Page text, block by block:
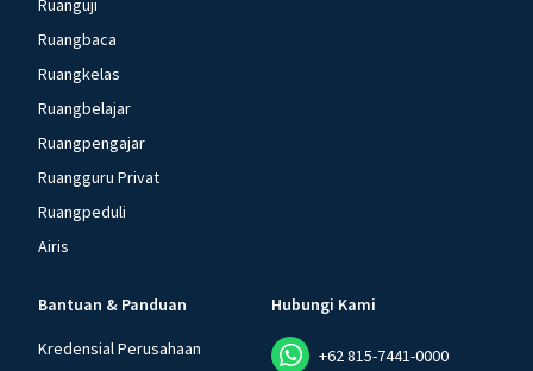
Ruanguji
Ruangbaca
Ruangkelas
Ruangbelajar
Ruangpengajar
Ruangguru Privat
Ruangpeduli
Airis
Bantuan & Panduan
Kredensial Perusahaan
Hubungi Kami
+62 815-7441-0000